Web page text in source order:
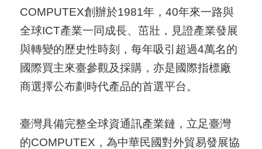
COMPUTEX創辦於1981年，40年來一路與
全球ICT產業一同成長、茁壯，見證產業發展
與轉變的歷史性時刻，每年吸引超過4萬名的
國際買主來臺參觀及採購，亦是國際指標廠
商選擇公布劃時代產品的首選平台。
臺灣具備完整全球資通訊產業鏈，立足臺灣
的COMPUTEX，為中華民國對外貿易發展協